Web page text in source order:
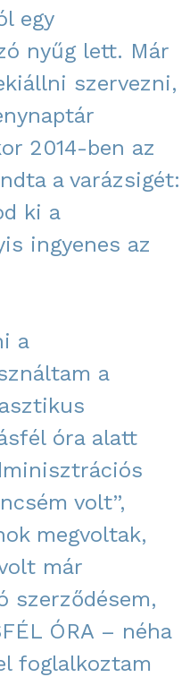
egy
nyűg lett. Már
szervezni,
2014-ben az
a varázsigét:
ki a
ingyenes az
a
a
óra alatt
volt”,
megvoltak,
már
szerződésem,
ÓRA – néha
foglalkoztam